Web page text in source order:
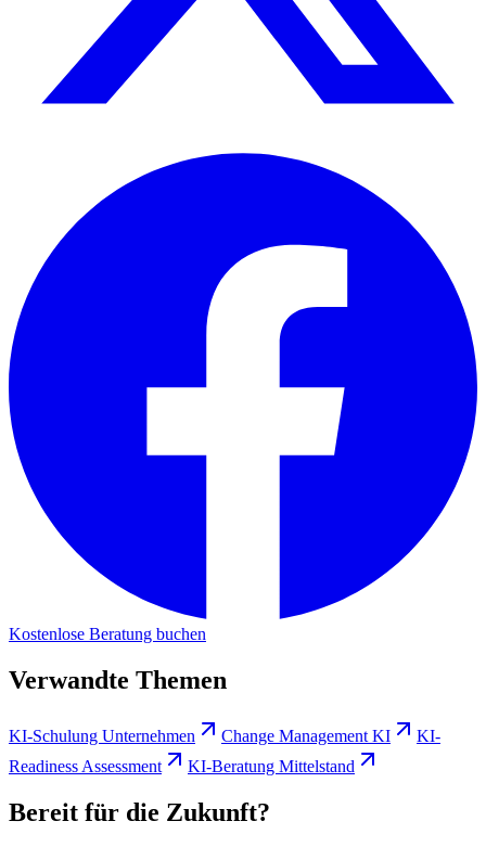
Kostenlose Beratung buchen
Verwandte Themen
KI-Schulung Unternehmen Change Management KI
KI-
Readiness Assessment
KI-Beratung Mittelstand
Bereit für die Zukunft?